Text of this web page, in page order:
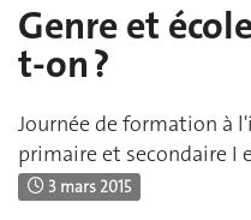
Genre et
t-on ?
Journée de formation à
primaire et secondaire I
3 mars 2015